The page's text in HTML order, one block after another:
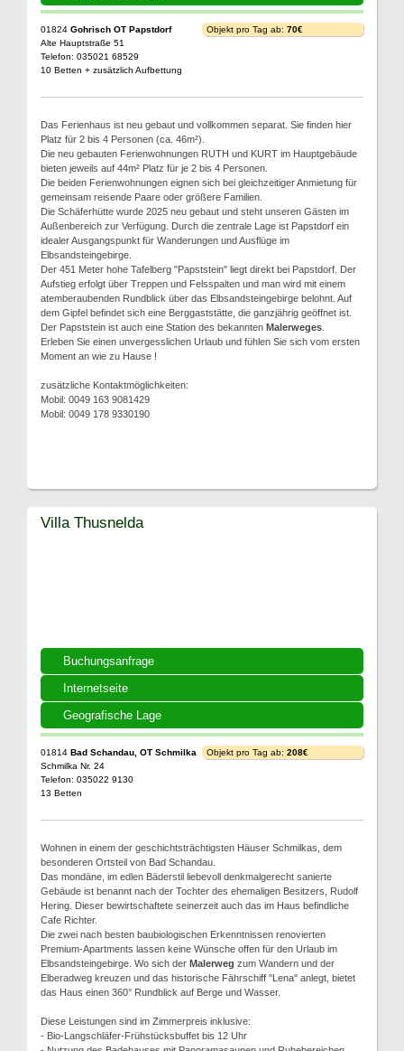
01824 Gohrisch OT Papstdorf
Alte Hauptstraße 51
Telefon: 035021 68529
10 Betten + zusätzlich Aufbettung
Objekt pro Tag ab: 70€
Das Ferienhaus ist neu gebaut und vollkommen separat. Sie finden hier
Platz für 2 bis 4 Personen (ca. 46m²).
Die neu gebauten Ferienwohnungen RUTH und KURT im Hauptgebäude
bieten jeweils auf 44m² Platz für je 2 bis 4 Personen.
Die beiden Ferienwohnungen eignen sich bei gleichzeitiger Anmietung für
gemeinsam reisende Paare oder größere Familien.
Die Schäferhütte wurde 2025 neu gebaut und steht unseren Gästen im
Außenbereich zur Verfügung. Durch die zentrale Lage ist Papstdorf ein
idealer Ausgangspunkt für Wanderungen und Ausflüge im
Elbsandsteingebirge.
Der 451 Meter hohe Tafelberg "Papststein" liegt direkt bei Papstdorf. Der
Aufstieg erfolgt über Treppen und Felsspalten und man wird mit einem
atemberaubenden Rundblick über das Elbsandsteingebirge belohnt. Auf
dem Gipfel befindet sich eine Berggaststätte, die ganzjährig geöffnet ist.
Der Papststein ist auch eine Station des bekannten Malerweges
Erleben Sie einen unvergesslichen Urlaub und fühlen Sie sich vom ersten
Moment an wie zu Hause !
zusätzliche Kontaktmöglichkeiten:
Mobil: 0049 163 9081429
Mobil: 0049 178 9330190
Buchungsanfrage
Internetseite
Geografische Lage
Villa Thusnelda
01814 Bad Schandau, OT Schmilka
Schmilka Nr. 24
Telefon: 035022 9130
13 Betten
Objekt pro Tag ab: 208€
Wohnen in einem der geschichtsträchtigsten Häuser Schmilkas, dem
besonderen Ortsteil von Bad Schandau.
Das mondäne, im edlen Bäderstil liebevoll denkmalgerecht sanierte
Gebäude ist benannt nach der Tochter des ehemaligen Besitzers, Rudolf
Hering. Dieser bewirtschaftete seinerzeit auch das im Haus befindliche
Cafe Richter.
Die zwei nach besten baubiologischen Erkenntnissen renovierten
Premium-Apartments lassen keine Wünsche offen für den Urlaub im
Elbsandsteingebirge. Wo sich der Malerweg zum Wandern und der
Elberadweg kreuzen und das historische Fährschiff "Lena" anlegt, bietet
das Haus einen 360° Rundblick auf Berge und Wasser.
Diese Leistungen sind im Zimmerpreis inklusive:
- Bio-Langschläfer-Frühstücksbuffet bis 12 Uhr